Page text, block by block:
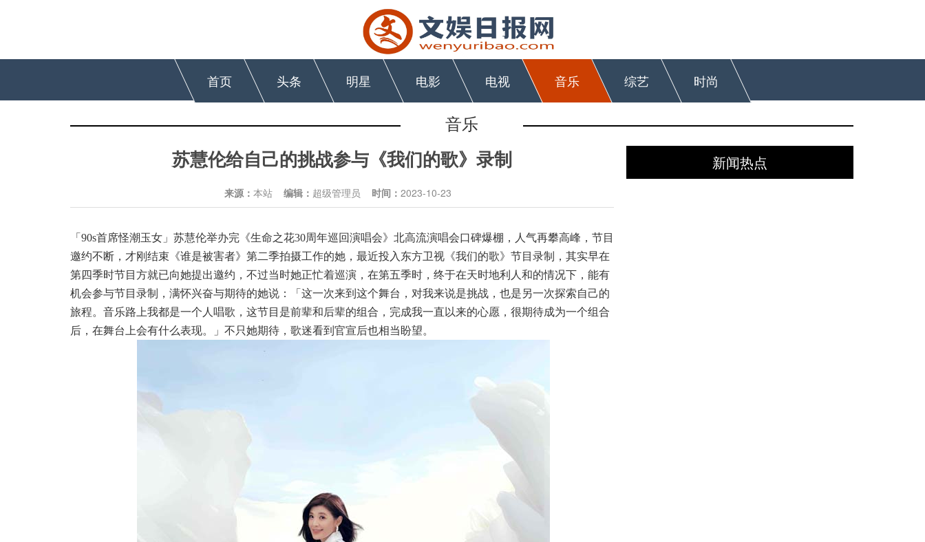
首页 头条 明星 电影 电视 音乐 综艺 时尚
音乐
苏慧伦给自己的挑战参与《我们的歌》录制
来源： 本站 编辑： 超级管理员 时间： 2023-10-23
「 90s首席怪潮玉女」苏慧伦举办完 《生命之花30周年巡回演唱会》 北高流演唱会口碑爆棚，人气再攀高峰，节目
邀约不断，才刚结束 《谁是被害者》 第二季拍摄工作的她，最近投入东方卫视《我们的歌》 节目录制，其实早在
第四季时节目方就已向她提出邀约，不过当时她正忙着巡演，在第五季时，终于在天时地利人和的情况下，能有
机会参与节目录制，满怀兴奋与期待的她说：「 这一次来到这个舞台，对我来说是挑战，也是另一次探索自己的
旅程。音乐路上我都是一个人唱歌，这节目是前辈和后辈的组合，完成我一直以来的心愿，很期待成为一个组合
后，在舞台上会有什么表现。」不只她期待，歌迷看到官宣后也相当盼望。
新闻热点